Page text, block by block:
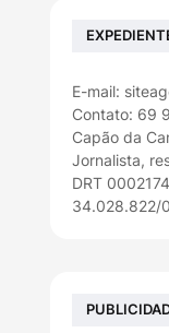
E-mail:
Contato: 69
Capão da
Jornalista,
DRT
34.028.822/